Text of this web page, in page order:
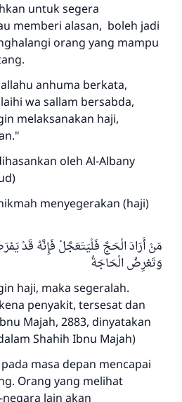
untuk segera
memberi alasan, boleh jadi
orang yang mampu
anhuma berkata,
wa sallam bersabda,
melaksanakan haji,
oleh Al-Albany
menyegerakan (haji)
مَنْ أَرَادَ الْحَجَّ فَلْيَتَعَجَّلْ فَإِنَّهُ قَدْ
وَتَعْرِضُ الْحَاجَةُ
haji, maka segeralah.
penyakit, tersesat dan
Majah, 2883, dinyatakan
Shahih Ibnu Majah)
masa depan mencapai
Orang yang melihat
lain akan